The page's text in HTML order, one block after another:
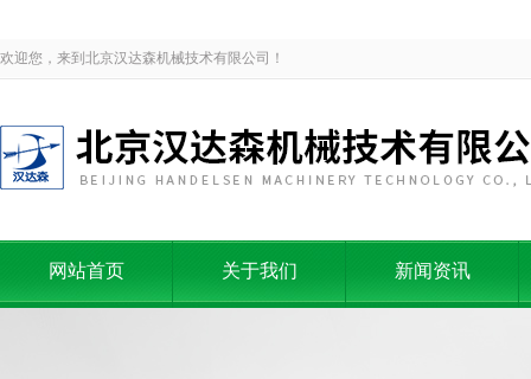
欢迎您，来到北京汉达森机械技术有限公司！
网站首页 关于我们 新闻资讯